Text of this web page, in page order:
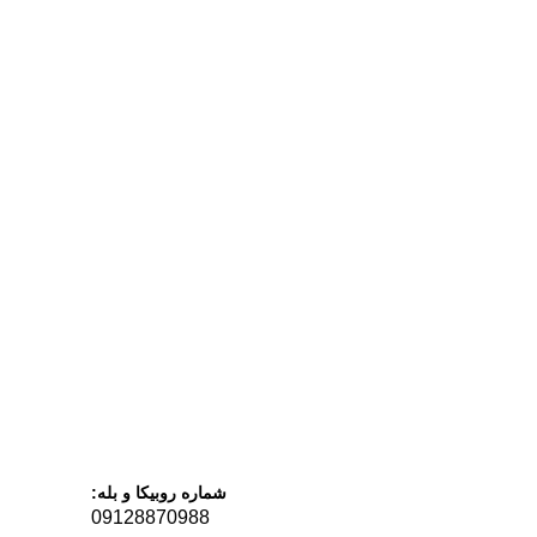
شماره روبیکا و بله:
09128870988